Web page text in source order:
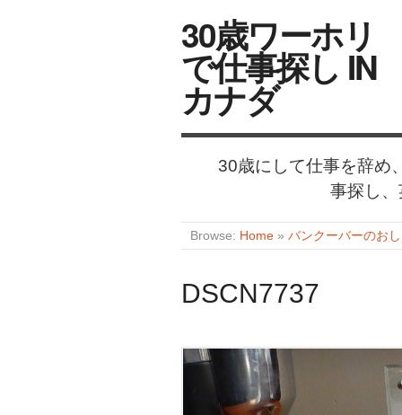
30歳ワーホリ
で仕事探し IN
カナダ
30歳にして仕事を辞め
事探し
Browse: Home » バンクーバーのお
DSCN7737